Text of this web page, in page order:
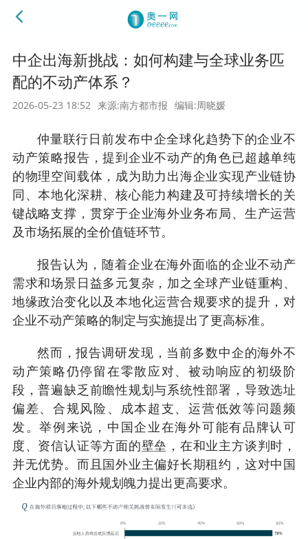
中企出海新挑战：如何构建与全球业务匹
配的不动产体系？
2026-05-23 18:52 来源:南方都市报 编辑:周晓媛
仲量联行日前发布中企全球化趋势下的企业不
动产策略报告，提到企业不动产的角色已超越单纯
的物理空间载体，成为助力出海企业实现产业链协
同、本地化深耕、核心能力构建及可持续增长的关
键战略支撑，贯穿于企业海外业务布局、生产运营
及市场拓展的全价值链环节。
报告认为，随着企业在海外面临的企业不动产
需求和场景日益多元复杂，加之全球产业链重构、
地缘政治变化以及本地化运营合规要求的提升，对
企业不动产策略的制定与实施提出了更高标准。
然而，报告调研发现，当前多数中企的海外不
动产策略仍停留在零散应对、被动响应的初级阶
段，普遍缺乏前瞻性规划与系统性部署，导致选址
偏差、合规风险、成本超支、运营低效等问题频
发。举例来说，中国企业在海外可能有品牌认可
度、资信认证等方面的壁垒，在和业主方谈判时，
并无优势。而且国外业主偏好长期租约，这对中国
企业内部的海外规划魄力提出更高要求。